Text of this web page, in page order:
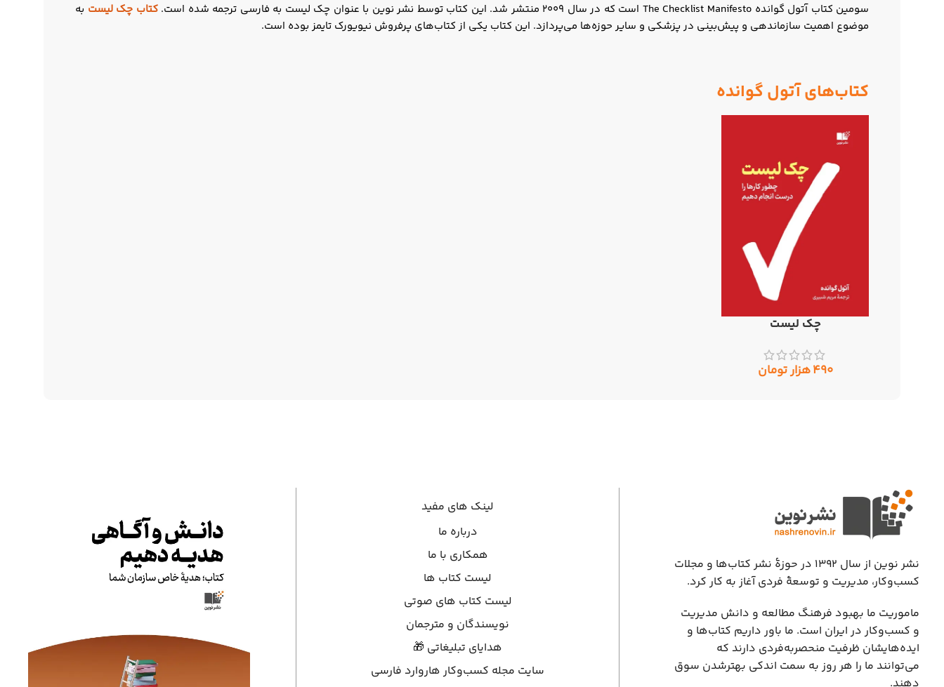
سومین کتاب آتول گوانده The Checklist Manifesto است که در سال 2009 منتشر شد. این کتاب توسط نشر نوین با عنوان چک لیست به فارسی ترجمه شده است.
کتاب چک لیست به
موضوع اهمیت سازماندهی و پیش‌بینی در پزشکی و سایر حوزه‌ها می‌پردازد. این کتاب یکی از کتاب‌های پرفروش نیویورک تایمز بوده است.
کتاب‌های آتول گوانده
افزودن به سبد خرید
چک لیست
۴۹۰هزار تومان
نشر نوین از سال ۱۳۹۲ در حوزهٔ نشر کتاب‌ها و مجلات
کسب‌وکار، مدیریت و توسعهٔ فردی آغاز به کار کرد.
ماموریت ما بهبود فرهنگ مطالعه و دانش مدیریت
و کسب‌وکار در ایران است. ما باور داریم کتاب‌ها و
ایده‌هایشان ظرفیت منحصربه‌فردی دارند که
می‌توانند ما را هر روز به سمت اندکی بهتر‌شدن سوق
لینک های مفید
درباره ما
همکاری با ما
لیست کتاب ها
لیست کتاب های صوتی
نویسندگان و مترجمان
هدایای تبلیغاتی 🎁
سایت مجله کسب‌وکار هاروارد فارسی